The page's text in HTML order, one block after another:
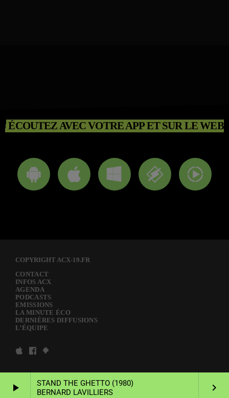
play_arrow
STAND THE GHETTO (1980)
BERNARD LAVILLIERS
keyboard_arrow_right
ÉCOUTEZ AVEC VOTRE APP ET SUR LE WEB
COPYRIGHT ACX-19.FR
CONTACT
INFOS ACX
AGENDA
PODCASTS
EMISSIONS
LA MINUTE ÉCO
DERNIÈRES DIFFUSIONS
L’ÉQUIPE